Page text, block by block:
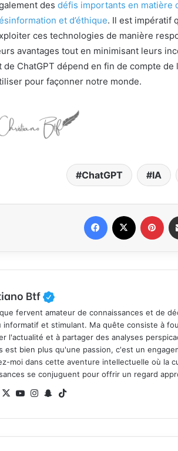
des défis importants en matière
et d’éthique. Il est impératif
ces technologies de manière
avantages tout en minimisant leurs
de ChatGPT dépend en fin de compte
pour façonner notre monde.
ChatGPT IA
Btf
fervent amateur de connaissances et de
informatif et stimulant. Ma quête consiste à
l'actualité et à partager des analyses
est bien plus qu'une passion, c'est un
moi dans cette aventure intellectuelle où la
se conjuguent pour offrir un regard
Fa
bo
ok
X
Yo
ub
e
Ins
ra
m
Sn
ch
at
k